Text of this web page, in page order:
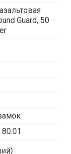
Guard, 50